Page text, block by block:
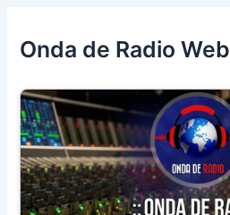
Onda de Radio Web